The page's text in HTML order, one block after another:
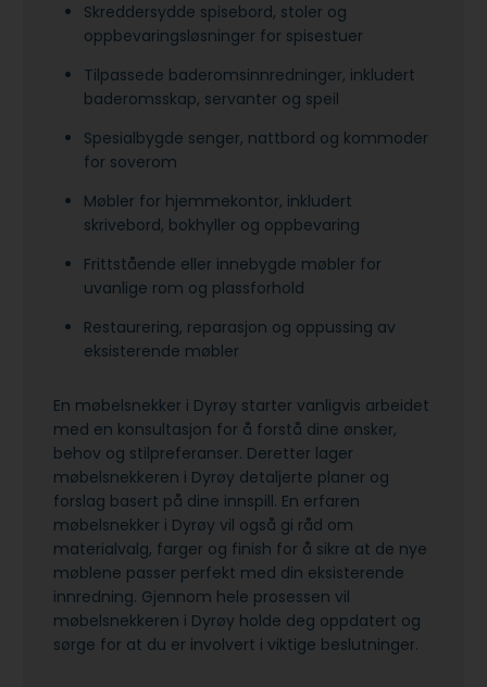
Skreddersydde spisebord, stoler og
oppbevaringsløsninger for spisestuer
Tilpassede baderomsinnredninger, inkludert
baderomsskap, servanter og speil
Spesialbygde senger, nattbord og kommoder
for soverom
Møbler for hjemmekontor, inkludert
skrivebord, bokhyller og oppbevaring
Frittstående eller innebygde møbler for
uvanlige rom og plassforhold
Restaurering, reparasjon og oppussing av
eksisterende møbler
En møbelsnekker i Dyrøy starter vanligvis arbeidet
med en konsultasjon for å forstå dine ønsker,
behov og stilpreferanser. Deretter lager
møbelsnekkeren i Dyrøy detaljerte planer og
forslag basert på dine innspill. En erfaren
møbelsnekker i Dyrøy vil også gi råd om
materialvalg, farger og finish for å sikre at de nye
møblene passer perfekt med din eksisterende
innredning. Gjennom hele prosessen vil
møbelsnekkeren i Dyrøy holde deg oppdatert og
sørge for at du er involvert i viktige beslutninger.